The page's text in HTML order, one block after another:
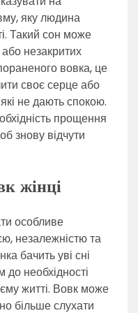
яку людина
Такий сон може
незакритих
вовка, це
своє серце або
не дають спокою.
прощення
знову відчути
жінці
особливе
незалежністю та
бачить уві сні
необхідності
житті. Вовк може
більше слухати